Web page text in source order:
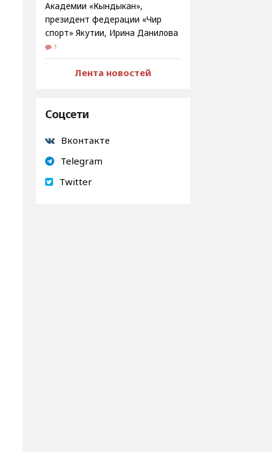
Академии «Кындыкан»,
президент федерации «Чир
спорт» Якутии, Ирина Данилова
1
Лента новостей
Соцсети
Вконтакте
Telegram
Twitter